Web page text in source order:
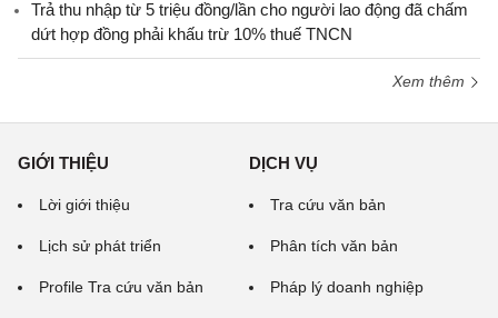
Trả thu nhập từ 5 triệu đồng/lần cho người lao động đã chấm
dứt hợp đồng phải khấu trừ 10% thuế TNCN
Xem thêm
GIỚI THIỆU
Lời giới thiệu
Lịch sử phát triển
Profile Tra cứu văn bản
DỊCH VỤ
Tra cứu văn bản
Phân tích văn bản
Pháp lý doanh nghiệp